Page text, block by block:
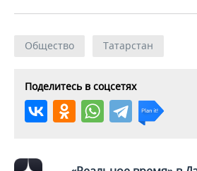
Общество Татарстан
Поделитесь в соцсетях